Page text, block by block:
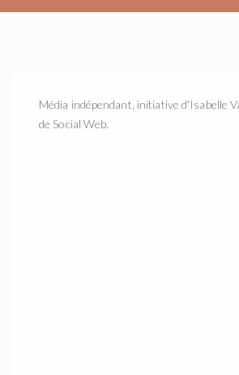
Média indépendant, initiative d'Isabelle
de Social Web.